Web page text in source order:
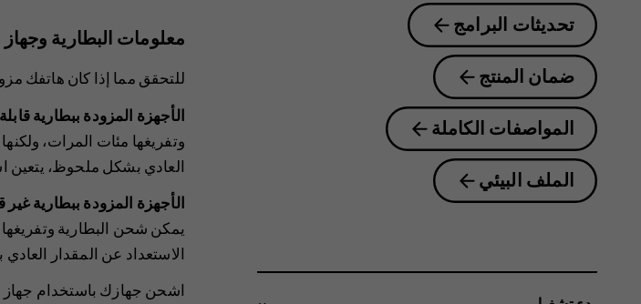
معلومات البطارية
للتحقق مما إذا كان هاتفك
الأجهزة المزودة ببطارية قابلة
وتفريغها مئات المرات،
العادي بشكل ملحوظ، يتعين
الأجهزة المزودة ببطارية غير
يمكن شحن البطارية
الاستعداد عن المقدار
اشحن جهازك باستخدام
تحديثات البرامج
ضمان المنتج
المواصفات الكاملة
الملف البيئي